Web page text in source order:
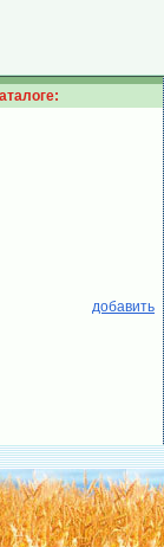
добавить